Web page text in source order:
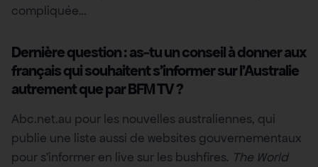
compliquée…
Dernière question : as-tu un conseil à donner aux
français qui souhaitent s’informer sur l’Australie
autrement que par BFM TV ?
Abc.net.au pour les nouvelles australiennes, qui
publie une liste aussi de websites gouvernementaux
pour s’informer en live sur les bushfires. The World